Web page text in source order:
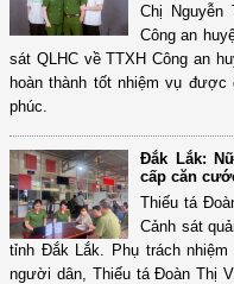
Chị
Công an
sát QLHC về TTXH Công an
hoàn thành tốt nhiệm vụ
phúc.
Đắk Lắk:
cấp căn
Thiếu tá
Cảnh sát
tỉnh Đắk Lắk. Phụ trách
người dân, Thiếu tá Đoàn Thị